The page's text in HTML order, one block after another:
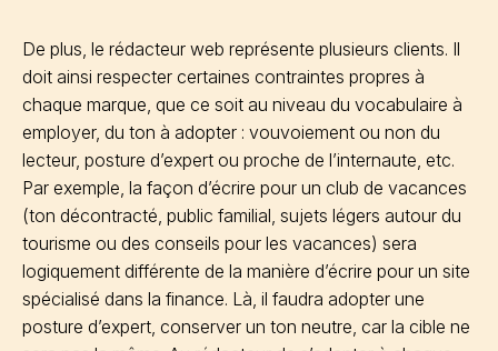
De plus, le rédacteur web représente plusieurs clients. Il
doit ainsi respecter certaines contraintes propres à
chaque marque, que ce soit au niveau du vocabulaire à
employer, du ton à adopter : vouvoiement ou non du
lecteur, posture d’expert ou proche de l’internaute, etc.
Par exemple, la façon d’écrire pour un club de vacances
(ton décontracté, public familial, sujets légers autour du
tourisme ou des conseils pour les vacances) sera
logiquement différente de la manière d’écrire pour un site
spécialisé dans la finance. Là, il faudra adopter une
posture d’expert, conserver un ton neutre, car la cible ne